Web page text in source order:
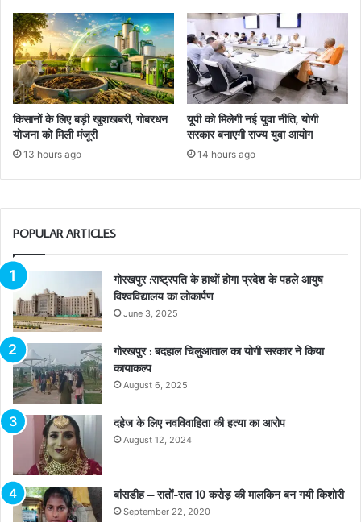
किसानों के लिए बड़ी खुशखबरी, गोबरधन
योजना को मिली मंजूरी
13 hours ago
यूपी को मिलेगी नई युवा नीति, योगी
सरकार बनाएगी राज्य युवा आयोग
14 hours ago
POPULAR ARTICLES
गोरखपुर :राष्ट्रपति के हाथों होगा प्रदेश के पहले आयुष
विश्वविद्यालय का लोकार्पण
June 3, 2025
गोरखपुर : बदहाल चिलुआताल का योगी सरकार ने किया
कायाकल्प
August 6, 2025
दहेज के लिए नवविवाहिता की हत्या का आरोप
August 12, 2024
बांसडीह – रातों-रात 10 करोड़ की मालकिन बन गयी किशोरी
September 22, 2020